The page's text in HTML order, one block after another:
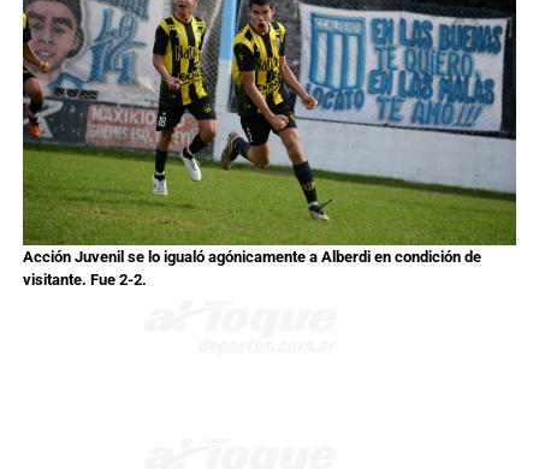
Acción Juvenil se lo igualó agónicamente a Alberdi en condición de
visitante. Fue 2-2.